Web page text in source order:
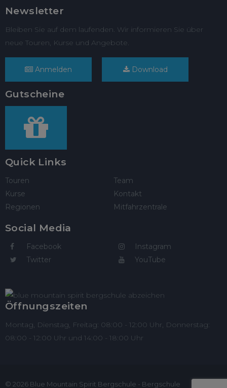
Newsletter
Bleiben Sie auf dem laufenden. Wir informieren Sie über
neue Touren, Kurse und Angebote.
Anmelden Download
Gutscheine
Quick Links
Touren
Kurse
Regionen
Team
Kontakt
Mitfahrzentrale
Social Media
Facebook
Twitter
Instagram
YouTube
Öffnungszeiten
Montag, Dienstag, Freitag: 08:00 - 12:00 Uhr, Donnerstag:
08:00 - 12:00 Uhr und 14:00 - 18:00 Uhr
© 2026 Blue Mountain Spirit Bergschule - Bergschule